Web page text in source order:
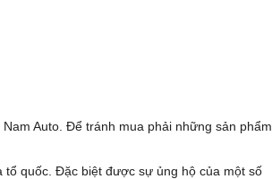
Auto. Để tránh mua phải những sản phẩm
quốc. Đặc biệt được sự ủng hộ của một số